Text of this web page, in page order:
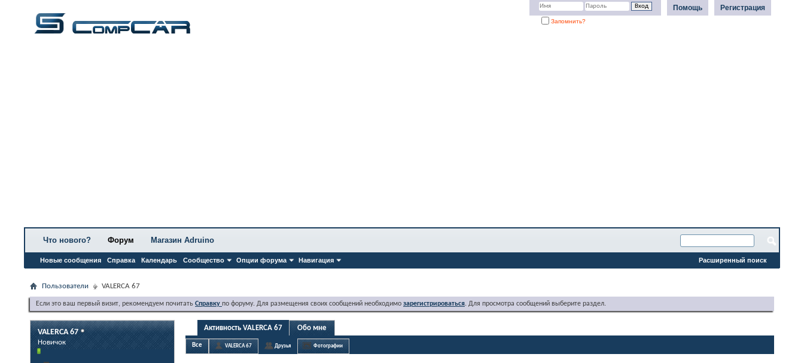
Регистрация
Помощь
Запомнить?
Что нового? Форум
Новые сообщения Справка Календарь Сообщество Опции форума Навигация
Магазин Adruino
Расширенный поиск
Пользователи VALERCA 67
Если это ваш первый визит, рекомендуем почитать Справку по форуму. Для размещения своих сообщений необходимо зарегистрироваться. Для просмотра сообщений выберите раздел.
VALERCA 67
Новичок
Активность VALERCA 67 Обо мне
Все VALERCA 67 Друзья Фотографии